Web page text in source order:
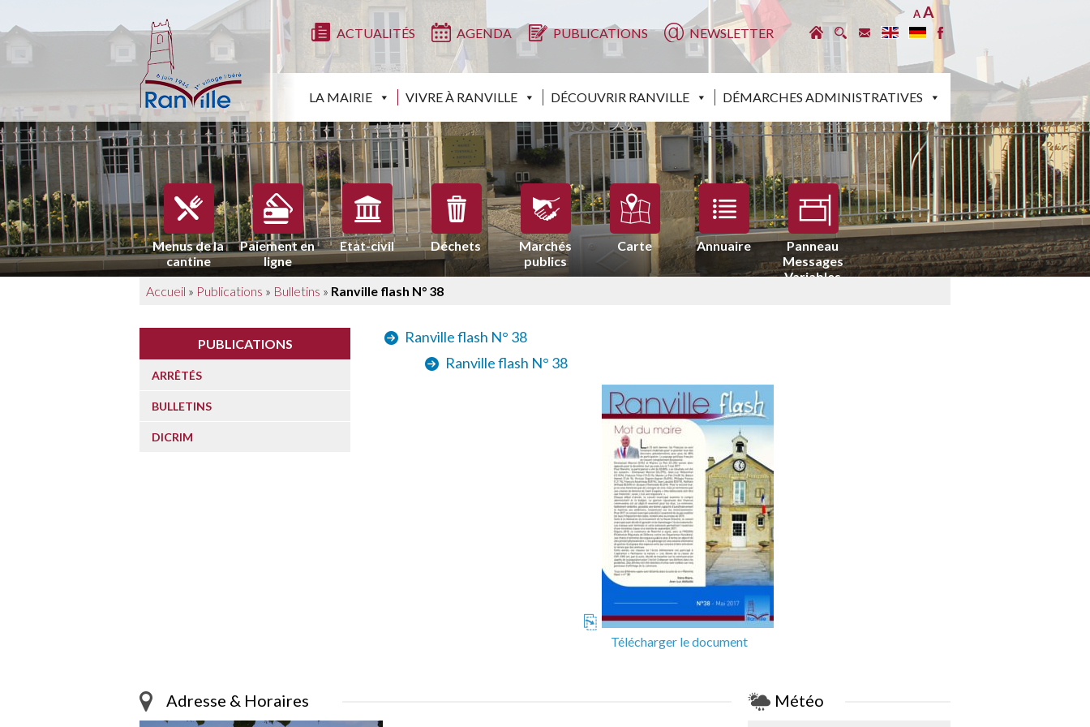
ACTUALITÉS AGENDA PUBLICATIONS NEWSLETTER
AA
LA MAIRIE VIVRE À RANVILLE DÉCOUVRIR RANVILLE DÉMARCHES ADMINISTRATIVES
Menus de la
cantine
Paiement en
ligne
Etat-civil Déchets
Marchés
publics
Carte Annuaire
Panneau
Messages
Variables
Accueil » Publications » Bulletins » Ranville flash N° 38
PUBLICATIONS
ARRÊTÉS
BULLETINS
DICRIM
Ranville flash N° 38
Ranville flash N° 38
Télécharger le document
Adresse & Horaires Météo